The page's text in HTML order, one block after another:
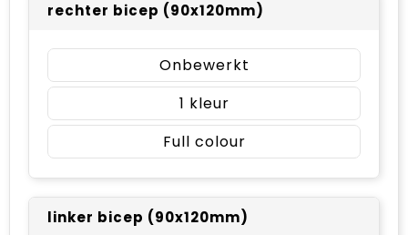
rechter bicep (90x120mm)
Onbewerkt
1
Full colour
linker bicep (90x120mm)